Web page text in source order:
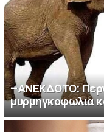
–ΑΝΕΚΔΟΤΟ:
μυρμηγκοφωλια